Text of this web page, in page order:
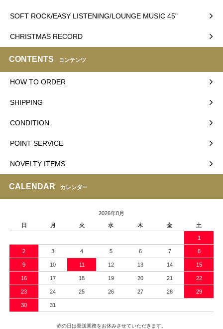
SOFT ROCK/EASY LISTENING/LOUNGE MUSIC 45"
CHRISTMAS RECORD
CONTENTS コンテンツ
HOW TO ORDER
SHIPPING
CONDITION
POINT SERVICE
NOVELTY ITEMS
CALENDAR カレンダー
2026年8月
日
月 火 水 木 金 土
1
2 3 4 5 6 7 8
9 10 11 12 13 14 15
16 17 18 19 20 21 22
23 24 25 26 27 28 29
30 31
赤の日は発送業務をお休みさせていただきます。